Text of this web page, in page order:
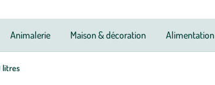
Animalerie Maison & décoration Alimentation
litres